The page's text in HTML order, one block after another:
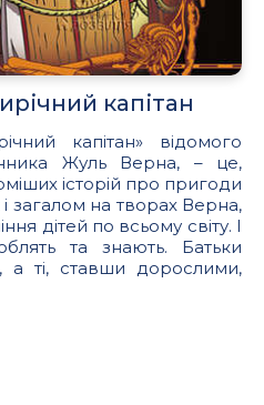
капітан
капітан» відомого
Жуль Верна, – це,
історій про пригоди
загалом на творах Верна,
дітей по всьому світу. І
та знають. Батьки
а ті, ставши дорослими,